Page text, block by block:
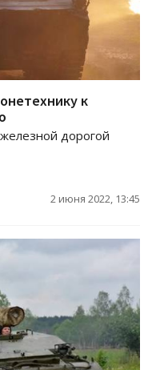
к
дорогой
2 июня 2022, 13:45